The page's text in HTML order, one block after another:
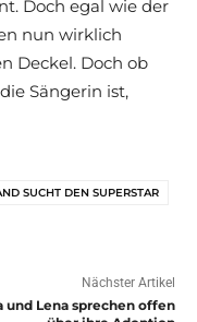
Doch egal wie der
nun wirklich
Deckel. Doch ob
Sängerin ist,
SUCHT DEN SUPERSTAR
Nächster Artikel
und Lena sprechen offen